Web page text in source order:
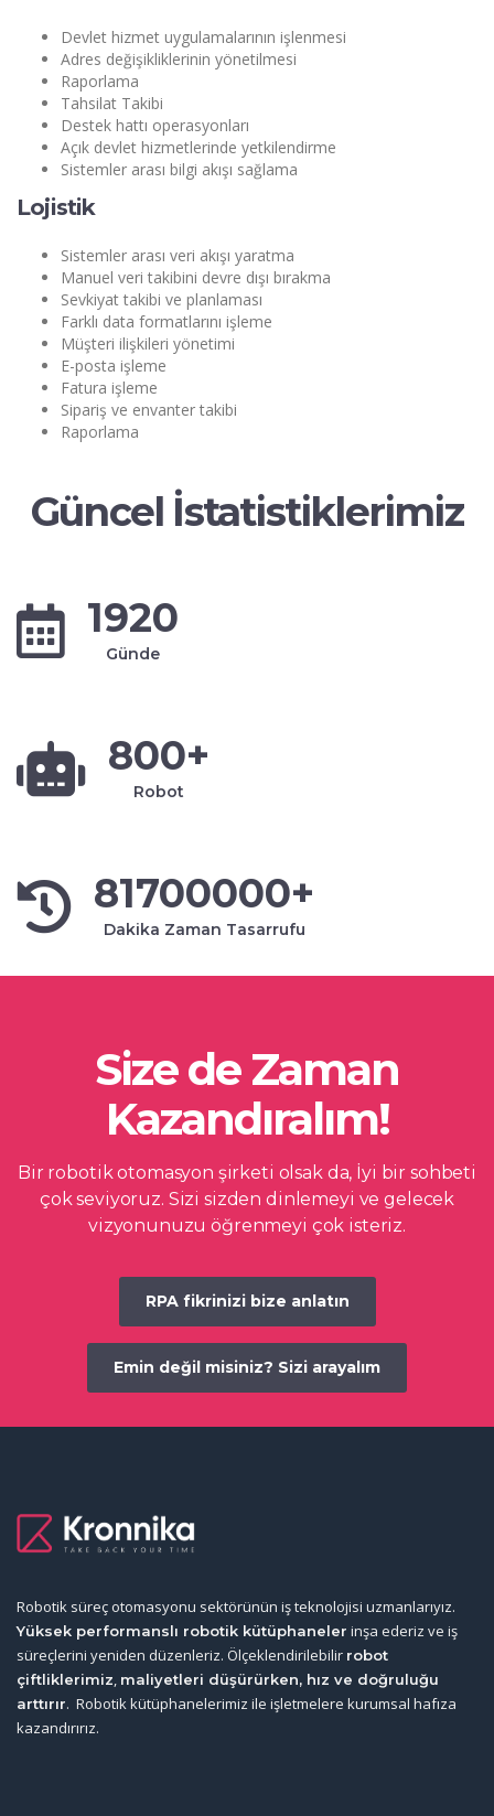
Devlet hizmet uygulamalarının işlenmesi
Adres değişikliklerinin yönetilmesi
Raporlama
Tahsilat Takibi
Destek hattı operasyonları
Açık devlet hizmetlerinde yetkilendirme
Sistemler arası bilgi akışı sağlama
Lojistik
Sistemler arası veri akışı yaratma
Manuel veri takibini devre dışı bırakma
Sevkiyat takibi ve planlaması
Farklı data formatlarını işleme
Müşteri ilişkileri yönetimi
E-posta işleme
Fatura işleme
Sipariş ve envanter takibi
Raporlama
Güncel İstatistiklerimiz
1920
Günde
800+
Robot
81700000+
Dakika Zaman Tasarrufu
Size de Zaman
Kazandıralım!
Bir robotik otomasyon şirketi olsak da, İyi bir sohbeti
çok seviyoruz. Sizi sizden dinlemeyi ve gelecek
vizyonunuzu öğrenmeyi çok isteriz.
RPA fikrinizi bize anlatın
Emin değil misiniz? Sizi arayalım
Robotik süreç otomasyonu sektörünün iş teknolojisi uzmanlarıyız.
Yüksek performanslı robotik kütüphaneler inşa ederiz ve iş
süreçlerini yeniden düzenleriz. Ölçeklendirilebilir robot
çiftliklerimiz, maliyetleri düşürürken, hız ve doğruluğu
arttırır. Robotik kütüphanelerimiz ile işletmelere kurumsal hafıza
kazandırırız.